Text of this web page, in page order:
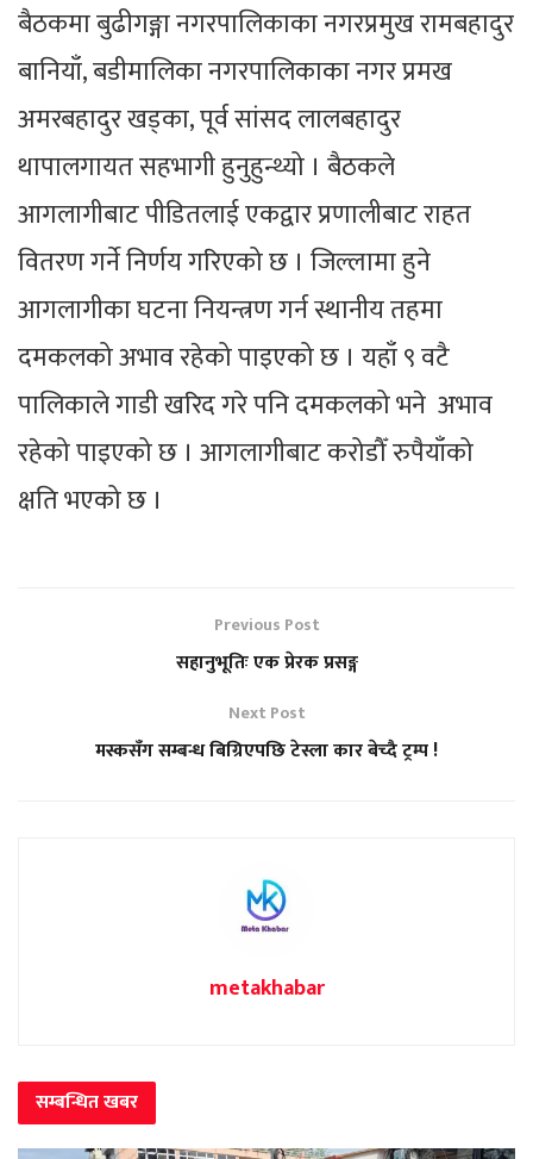
बैठकमा बुढीगङ्गा नगरपालिकाका नगरप्रमुख रामबहादुर
बानियाँ, बडीमालिका नगरपालिकाका नगर प्रमख
अमरबहादुर खड्का, पूर्व सांसद लालबहादुर
थापालगायत सहभागी हुनुहुन्थ्यो । बैठकले
आगलागीबाट पीडितलाई एकद्वार प्रणालीबाट राहत
वितरण गर्ने निर्णय गरिएको छ । जिल्लामा हुने
आगलागीका घटना नियन्त्रण गर्न स्थानीय तहमा
दमकलको अभाव रहेको पाइएको छ । यहाँ ९ वटै
पालिकाले गाडी खरिद गरे पनि दमकलको भने अभाव
रहेको पाइएको छ । आगलागीबाट करोडौँ रुपैयाँको
क्षति भएको छ ।
Previous Post
सहानुभूतिः एक प्रेरक प्रसङ्ग
Next Post
मस्कसँग सम्बन्ध बिग्रिएपछि टेस्ला कार बेच्दै ट्रम्प !
metakhabar
सम्बन्धितखबर